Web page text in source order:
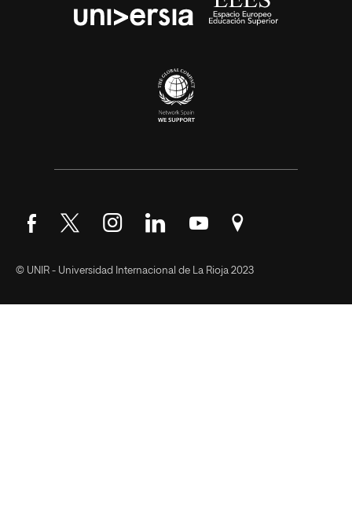
Síguenos en Facebook
Síguenos en Twitter
Síguenos en Instagram
Síguenos en LinkedIn
Síguenos en YouTube
Encuéntranos en
© UNIR - Universidad Internacional de La Rioja 2023